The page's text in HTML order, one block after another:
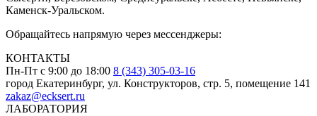
Каменск-Уральском.
Обращайтесь напрямую через мессенджеры:
КОНТАКТЫ
Пн-Пт с 9:00 до 18:00 8 (343) 305-03-16
город Екатеринбург, ул. Конструкторов, стр. 5, помещение 141
zakaz@ecksert.ru
ЛАБОРАТОРИЯ